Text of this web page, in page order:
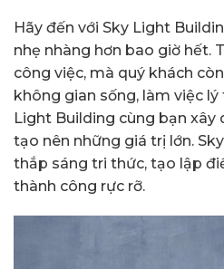
Hãy đến với Sky Light
nhẹ nhàng hơn bao giờ hết.
công việc, mà quý khách
không gian sống, làm việc lý
Light Building cùng bạn xây
tạo nên những giá trị lớn.
thắp sáng tri thức, tạo lập
thành công rực rỡ.